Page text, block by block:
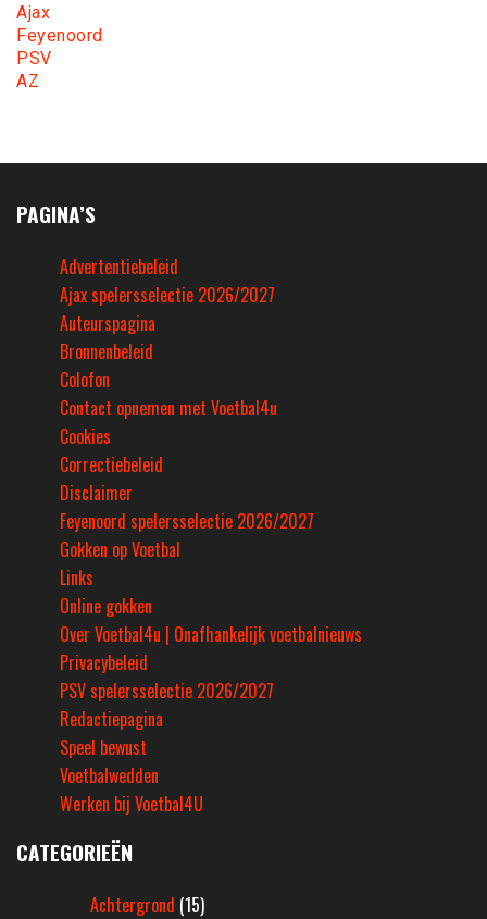
Ajax
Feyenoord
PSV
AZ
PAGINA’S
Advertentiebeleid
Ajax spelersselectie 2026/2027
Auteurspagina
Bronnenbeleid
Colofon
Contact opnemen met Voetbal4u
Cookies
Correctiebeleid
Disclaimer
Feyenoord spelersselectie 2026/2027
Gokken op Voetbal
Links
Online gokken
Over Voetbal4u | Onafhankelijk voetbalnieuws
Privacybeleid
PSV spelersselectie 2026/2027
Redactiepagina
Speel bewust
Voetbalwedden
Werken bij Voetbal4U
CATEGORIEËN
Achtergrond (15)